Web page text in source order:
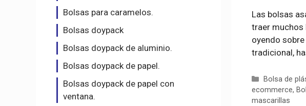
Las bolsas
traer muchos
oyendo
tradicional,
Categorías
Bolsa de
ecommerce,
mascarillas
Bolsas para caramelos.
Bolsas doypack
Bolsas doypack de aluminio.
Bolsas doypack de papel.
Bolsas doypack de papel con
ventana.